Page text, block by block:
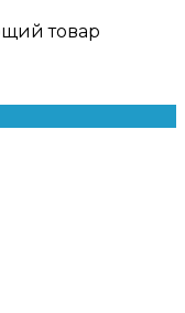
товар